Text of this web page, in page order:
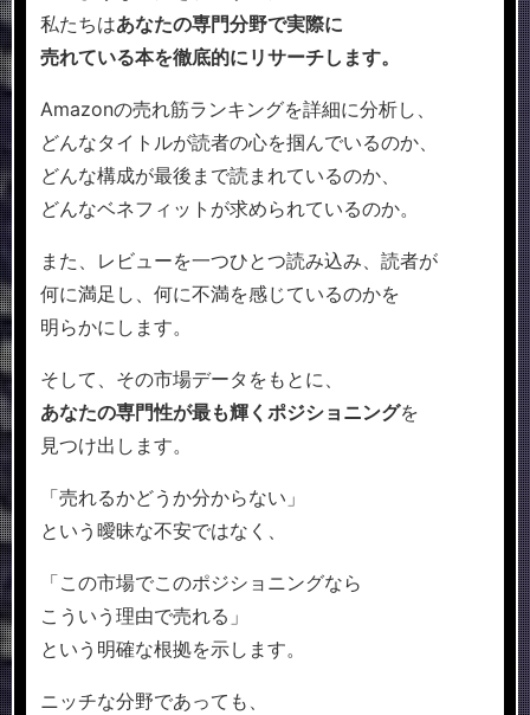
私たちはあなたの専門分野で実際に
売れている本を徹底的にリサーチします。
Amazonの売れ筋ランキングを詳細に分析し、
どんなタイトルが読者の心を掴んでいるのか、
どんな構成が最後まで読まれているのか、
どんなベネフィットが求められているのか。
また、レビューを一つひとつ読み込み、読者が
何に満足し、何に不満を感じているのかを
明らかにします。
そして、その市場データをもとに、
あなたの専門性が最も輝くポジショニングを
見つけ出します。
「売れるかどうか分からない」
という曖昧な不安ではなく、
「この市場でこのポジショニングなら
こういう理由で売れる」
という明確な根拠を示します。
ニッチな分野であっても、